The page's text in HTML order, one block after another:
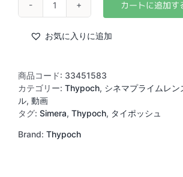
Thypoch
C
(M)
個
お気に入りに追加
商品コード: 33451583
カテゴリー: Thypoch, シネマプライムレン
ル, 動画
タグ: Simera, Thypoch, タイポッシュ
Brand: Thypoch